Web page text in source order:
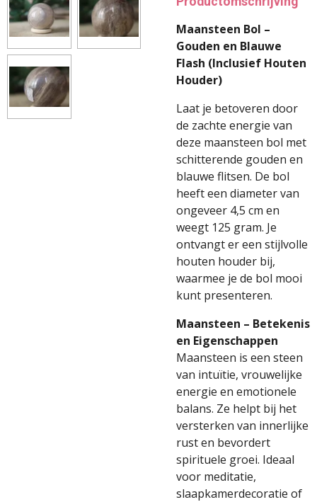
Maansteen Bol –
Gouden en Blauwe
Flash (Inclusief Houten
Houder)
Laat je betoveren door
de zachte energie van
deze maansteen bol met
schitterende gouden en
blauwe flitsen. De bol
heeft een diameter van
ongeveer 4,5 cm en
weegt 125 gram. Je
ontvangt er een stijlvolle
houten houder bij,
waarmee je de bol mooi
kunt presenteren.
Maansteen – Betekenis
en Eigenschappen
Maansteen is een steen
van intuïtie, vrouwelijke
energie en emotionele
balans. Ze helpt bij het
versterken van innerlijke
rust en bevordert
spirituele groei. Ideaal
voor meditatie,
slaapkamerdecoratie of